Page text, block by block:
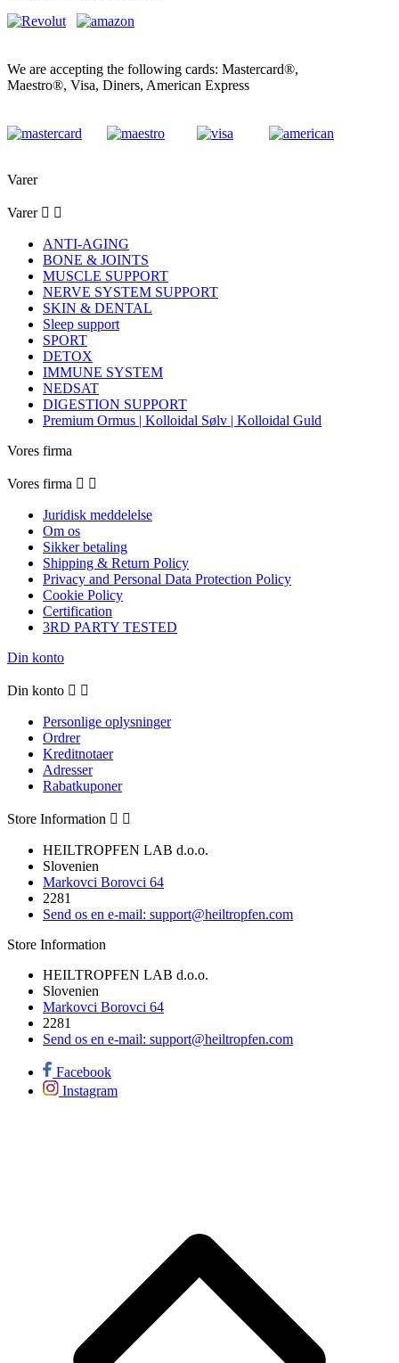
We are accepting the following cards: Mastercard®,
Maestro®, Visa, Diners, American Express
Varer
Varer  
ANTI-AGING
BONE & JOINTS
MUSCLE SUPPORT
NERVE SYSTEM SUPPORT
SKIN & DENTAL
Sleep support
SPORT
DETOX
IMMUNE SYSTEM
NEDSAT
DIGESTION SUPPORT
Premium Ormus | Kolloidal Sølv | Kolloidal Guld
Vores firma
Vores firma  
Juridisk meddelelse
Om os
Sikker betaling
Shipping & Return Policy
Privacy and Personal Data Protection Policy
Cookie Policy
Certification
3RD PARTY TESTED
Din konto
Din konto  
Personlige oplysninger
Ordrer
Kreditnotaer
Adresser
Rabatkuponer
Store Information  
HEILTROPFEN LAB d.o.o.
Slovenien
Markovci Borovci 64
2281
Send os en e-mail: support@heiltropfen.com
Store Information
HEILTROPFEN LAB d.o.o.
Slovenien
Markovci Borovci 64
2281
Send os en e-mail: support@heiltropfen.com
Facebook
Instagram